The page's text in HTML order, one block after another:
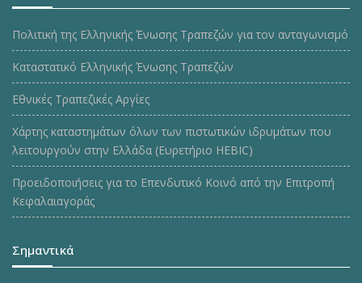
Πολιτική της Ελληνικής Ένωσης Τραπεζών για τον ανταγωνισμό
Καταστατικό Ελληνικής Ένωσης Τραπεζών
Εθνικές Τραπεζικές Αργίες
Χάρτης καταστημάτων όλων των πιστωτικών ιδρυμάτων που
λειτουργούν στην Ελλάδα (Ευρετήριο HEBIC)
Προειδοποιήσεις για το Επενδυτικό Κοινό από την Επιτροπή
Κεφαλαιαγοράς
Σημαντικά